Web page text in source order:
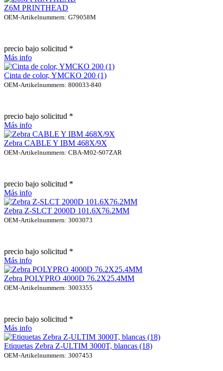
Z6M PRINTHEAD
OEM-Artikelnummern: G79058M
precio bajo solicitud *
Más info
Cinta de color, YMCKO 200 (1)
OEM-Artikelnummern: 800033-840
precio bajo solicitud *
Más info
Zebra CABLE Y IBM 468X/9X
OEM-Artikelnummern: CBA-M02-S07ZAR
precio bajo solicitud *
Más info
Zebra Z-SLCT 2000D 101.6X76.2MM
OEM-Artikelnummern: 3003073
precio bajo solicitud *
Más info
Zebra POLYPRO 4000D 76.2X25.4MM
OEM-Artikelnummern: 3003355
precio bajo solicitud *
Más info
Etiquetas Zebra Z-ULTIM 3000T, blancas (18)
OEM-Artikelnummern: 3007453